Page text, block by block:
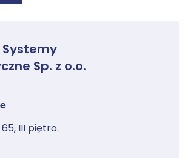
Systemy
Sp. z o.o.
III piętro.